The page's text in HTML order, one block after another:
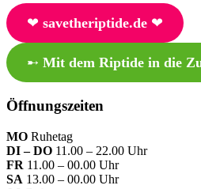
❤︎ savetheriptide.de❤︎
➸ Mit dem Riptide in die
Öffnungszeiten
MO Ruhetag
DI – DO 11.00 – 22.00 Uhr
FR 11.00 – 00.00 Uhr
SA 13.00 – 00.00 Uhr